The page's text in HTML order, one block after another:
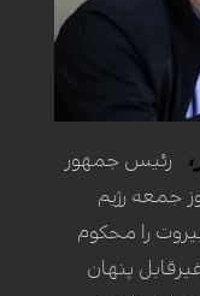
،
رئیس جمهور
جمعه رژیم
را محکوم
پنهان